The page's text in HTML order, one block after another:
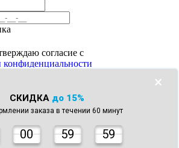
СКИДКА до 15%
заказа в течении 60 минут
00 59 59
×
согласие с
согласие с